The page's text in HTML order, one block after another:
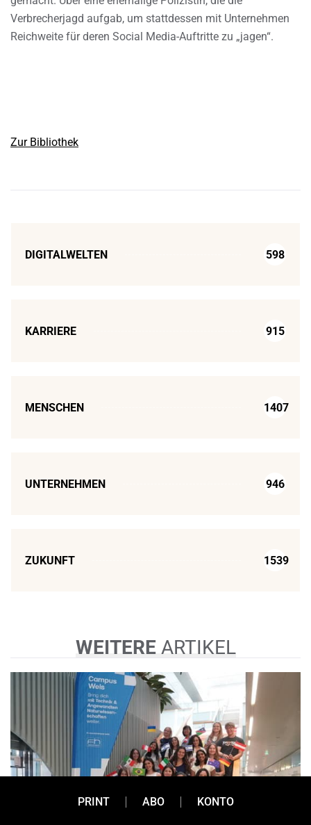
Verbrecherjagd aufgab, um stattdessen mit Unternehmen
Reichweite für deren Social Media-Auftritte zu „jagen“.
Zur Bibliothek
DIGITALWELTEN 598
KARRIERE 915
MENSCHEN 1407
UNTERNEHMEN 946
ZUKUNFT 1539
WEITEREARTIKEL
PRINT ABO KONTO